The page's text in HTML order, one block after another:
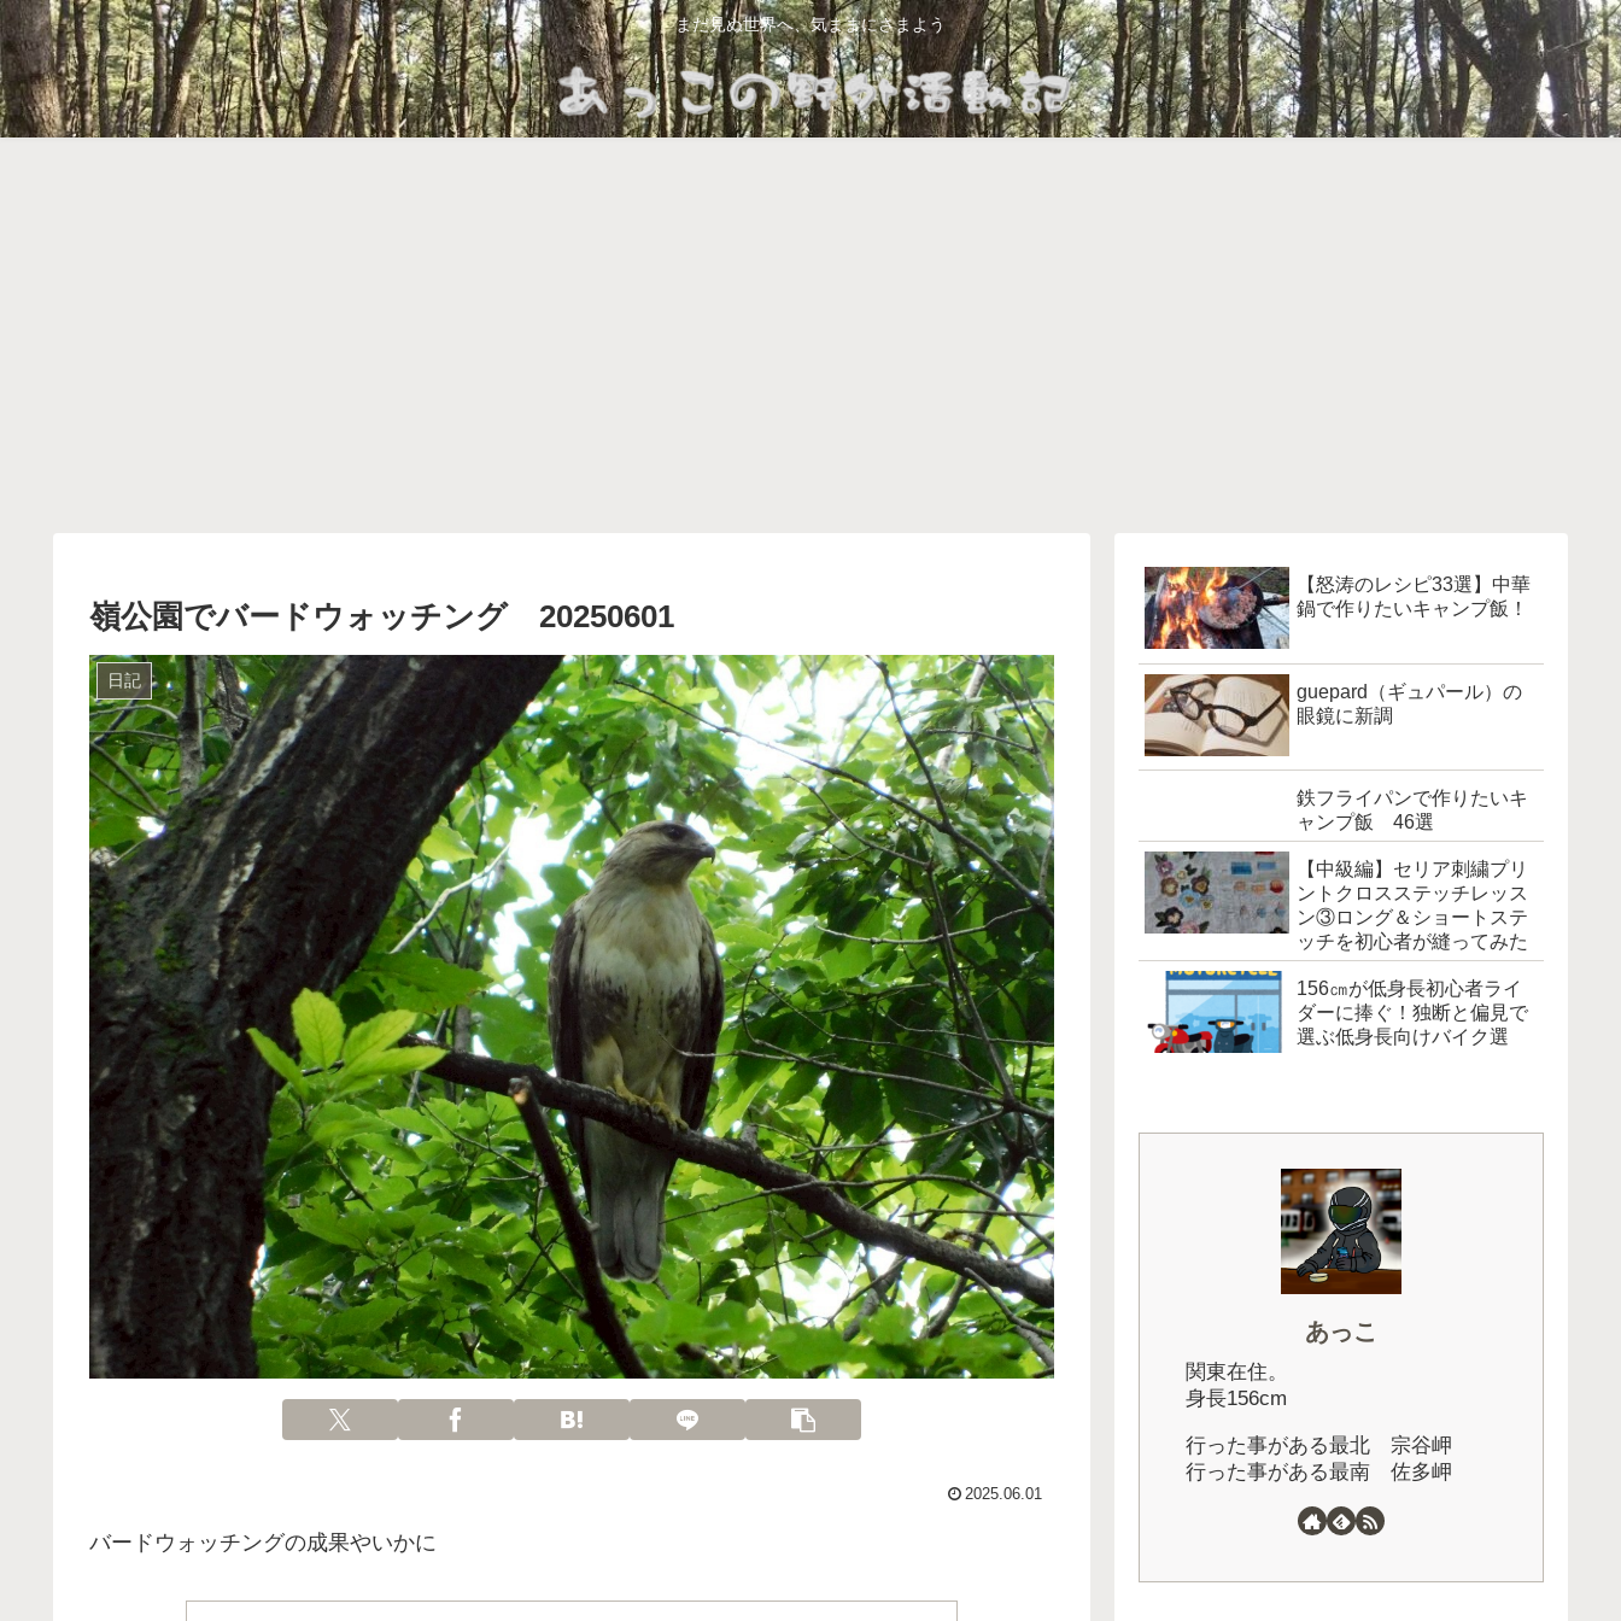
まだ見ぬ世界へ、気ままにさまよう
嶺公園でバードウォッチング 20250601
日記
2025.06.01
バードウォッチングの成果やいかに
【怒涛のレシピ33選】中華
鍋で作りたいキャンプ飯！
guepard（ギュパール）の
眼鏡に新調
鉄フライパンで作りたいキ
ャンプ飯 46選
【中級編】セリア刺繍プリ
ントクロスステッチレッス
ン③ロング＆ショートステ
ッチを初心者が縫ってみた
156㎝が低身長初心者ライ
ダーに捧ぐ！独断と偏見で
選ぶ低身長向けバイク選
あっこ
関東在住。
身長156cm
行った事がある最北 宗谷岬
行った事がある最南 佐多岬